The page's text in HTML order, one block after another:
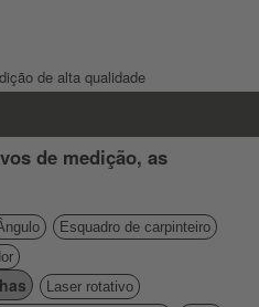
de alta qualidade
de medição, as
Esquadro de carpinteiro
Laser rotativo